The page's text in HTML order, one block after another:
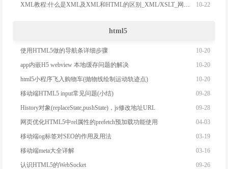
XML教程:什么是XML及XML和HTML的区别_XML/XSLT_网页制 10-22
html5
使用HTML5做的导航条详细步骤 10-20
app内嵌H5 webview 本地缓存问题的解决 10-20
html5小程序飞入购物车(抛物线绘制运动轨迹点) 10-20
移动端HTML5 input常见问题(小结) 09-28
History对象(replaceState,pushState)，js修改地址URL 09-28
网页优化HTML5中rel属性的prefetch预加载功能使用 04-03
移动端og标签对SEO的作用及用法 03-19
移动端meta大全详解 03-16
认识HTML5的WebSocket 09-26